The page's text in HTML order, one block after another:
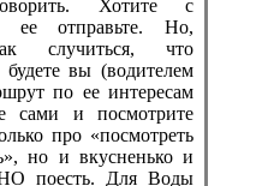
Хотите с
ее отправьте. Но,
случиться, что
вы (водителем
по ее интересам
сами и посмотрите
про «посмотреть
но и вкусненько и
поесть. Для Воды